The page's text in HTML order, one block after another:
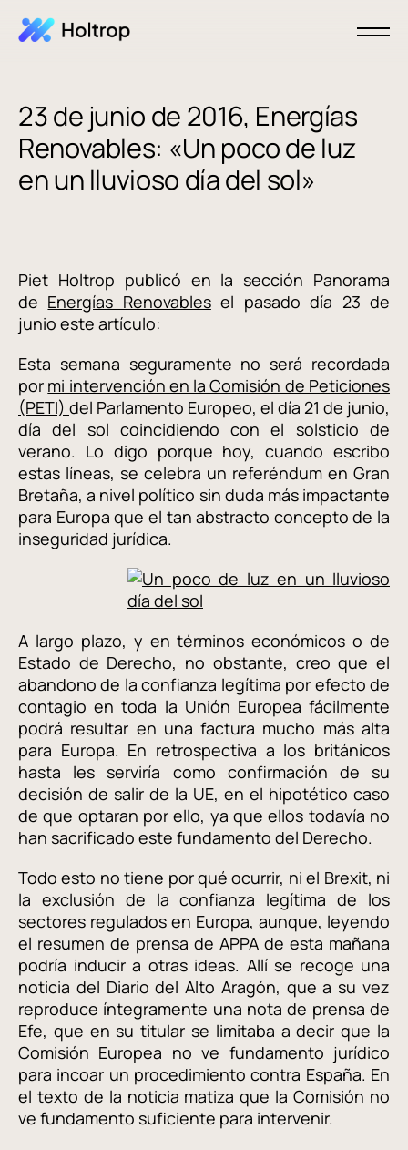
23 de junio de 2016, Energías
Renovables: «Un poco de luz
en un lluvioso día del sol»
Piet Holtrop publicó en la sección Panorama
de Energías Renovablesel pasado día 23 de
junio este artículo:
Esta semana seguramente no será recordada
por mi intervención en la Comisión de Peticiones
(PETI) del Parlamento Europeo, el día 21 de junio,
día del sol coincidiendo con el solsticio de
verano. Lo digo porque hoy, cuando escribo
estas líneas, se celebra un referéndum en Gran
Bretaña, a nivel político sin duda más impactante
para Europa que el tan abstracto concepto de la
inseguridad jurídica.
A largo plazo, y en términos económicos o de
Estado de Derecho, no obstante, creo que el
abandono de la confianza legítima por efecto de
contagio en toda la Unión Europea fácilmente
podrá resultar en una factura mucho más alta
para Europa. En retrospectiva a los británicos
hasta les serviría como confirmación de su
decisión de salir de la UE, en el hipotético caso
de que optaran por ello, ya que ellos todavía no
han sacrificado este fundamento del Derecho.
Todo esto no tiene por qué ocurrir, ni el Brexit, ni
la exclusión de la confianza legítima de los
sectores regulados en Europa, aunque, leyendo
el resumen de prensa de APPA de esta mañana
podría inducir a otras ideas. Allí se recoge una
noticia del Diario del Alto Aragón, que a su vez
reproduce íntegramente una nota de prensa de
Efe, que en su titular se limitaba a decir que la
Comisión Europea no ve fundamento jurídico
para incoar un procedimiento contra España. En
el texto de la noticia matiza que la Comisión no
ve fundamento suficiente para intervenir.